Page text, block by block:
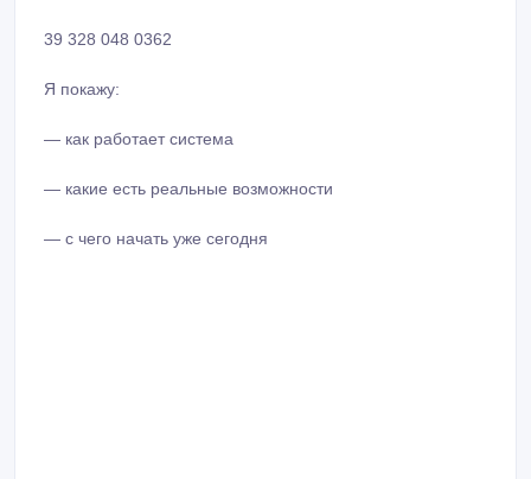
39 328 048 0362
Я покажу:
— как работает система
— какие есть реальные возможности
— с чего начать уже сегодня